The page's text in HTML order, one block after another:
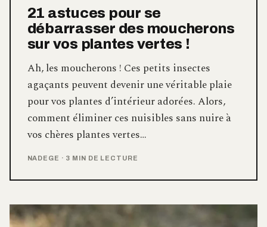
21 astuces pour se
débarrasser des moucherons
sur vos plantes vertes !
Ah, les moucherons ! Ces petits insectes
agaçants peuvent devenir une véritable plaie
pour vos plantes d’intérieur adorées. Alors,
comment éliminer ces nuisibles sans nuire à
vos chères plantes vertes…
NADEGE · 3 MIN DE LECTURE